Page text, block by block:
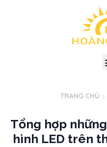
TRANG CHỦ
Tổng hợp
hình LED trên